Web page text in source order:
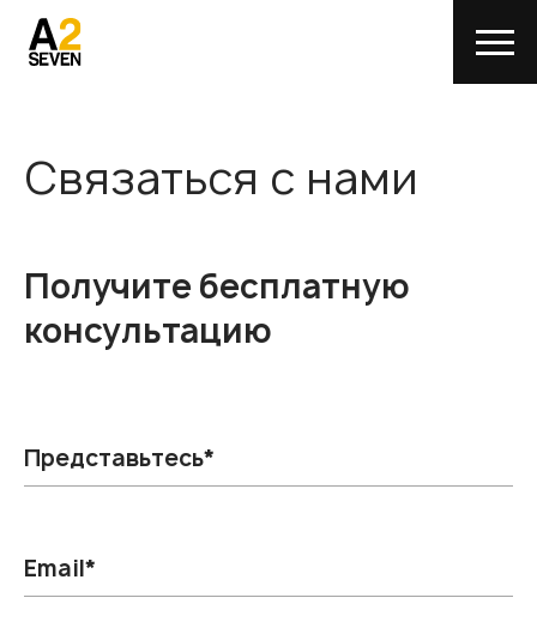
Связаться с нами
Получите бесплатную
консультацию
Представьтесь*
Email*